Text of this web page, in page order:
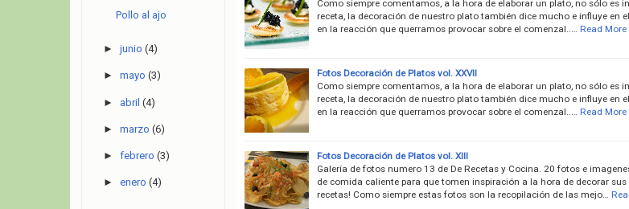
Como siempre comentamos, a la hora de elaborar un plato, no sólo es
receta, la decoración de nuestro plato también dice mucho e influye en
en la reacción que querramos provocar sobre el comenzal..…
Read More
Fotos Decoración de Platos vol. XXVII
Como siempre comentamos, a la hora de elaborar un plato, no sólo es
receta, la decoración de nuestro plato también dice mucho e influye en
en la reacción que querramos provocar sobre el comenzal..…
Read More
Fotos Decoración de Platos vol. XIII
Galería de fotos numero 13 de De Recetas y Cocina. 20 fotos e
de comida caliente para que tomen inspiración a la hora de decorar sus
recetas! Como siempre estas fotos son la recopilación de las mejo…
Pollo al ajo
► junio (4)
► mayo (3)
► abril (4)
► marzo (6)
► febrero (3)
► enero (4)